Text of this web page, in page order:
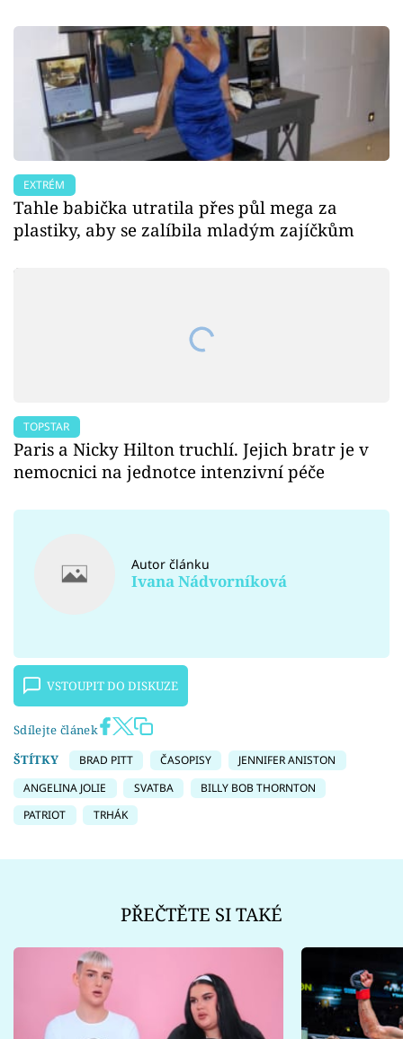
EXTRÉM
Tahle babička utratila přes půl mega za
plastiky, aby se zalíbila mladým zajíčkům
TOPSTAR
Paris a Nicky Hilton truchlí. Jejich bratr je v
nemocnici na jednotce intenzivní péče
Autor článku
Ivana Nádvorníková
VSTOUPIT DO DISKUZE
Sdílejte článek
ŠTÍTKY
BRAD PITT ČASOPISY
JENNIFER ANISTON
ANGELINA JOLIE
SVATBA
BILLY BOB THORNTON
PATRIOT
TRHÁK
PŘEČTĚTE SI TAKÉ